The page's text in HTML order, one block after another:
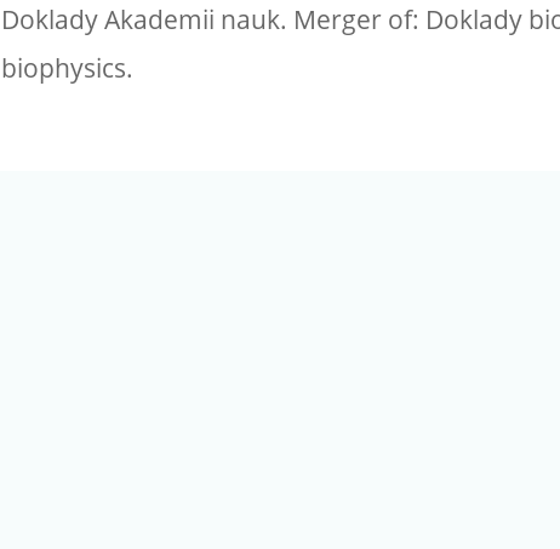
Doklady Akademii nauk. Merger of: Doklady
biophysics.